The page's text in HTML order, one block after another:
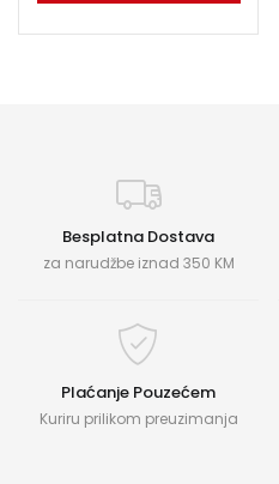
Besplatna Dostava
za narudžbe iznad 350 KM
Plaćanje Pouzećem
Kuriru prilikom preuzimanja